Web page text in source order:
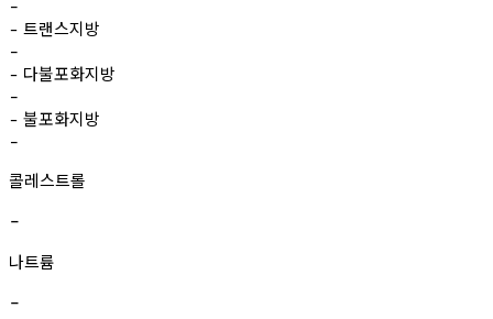
-
- 트랜스지방
-
- 다불포화지방
-
- 불포화지방
-
콜레스트롤
-
나트륨
-